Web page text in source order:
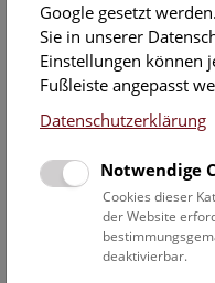
Informationen zu
Schulprogrammen
Datumsfilter
Google gesetzt
Sie in unserer
Einstellungen können
Fußleiste angepasst
Datenschutzerklärung
Notwendige
Cookies dieser
der Website
deaktivierbar.